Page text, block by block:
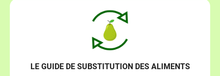
​LE ​​GUIDE DE SUBSTITUTION DES ALIMENTS